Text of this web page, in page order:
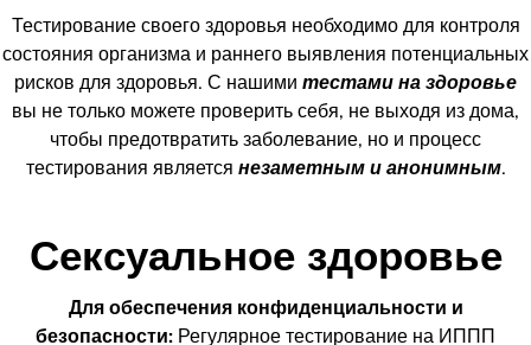
Тестирование своего здоровья необходимо для контроля
состояния организма и раннего выявления потенциальных
рисков для здоровья. С нашими тестами на здоровье
вы не только можете проверить себя, не выходя из дома,
чтобы предотвратить заболевание, но и процесс
тестирования является незаметным и анонимным.
Сексуальное здоровье
Для обеспечения конфиденциальности и
безопасности: Регулярное тестирование на ИППП